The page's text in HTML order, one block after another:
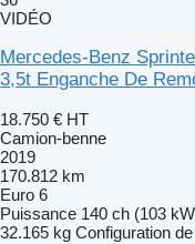
VIDÉO
Mercedes-Benz
3,5t Enganche De
18.750 € HT
Camion-benne
2019
170.812 km
Euro 6
Puissance 140 ch (103
32.165 kg Configuration